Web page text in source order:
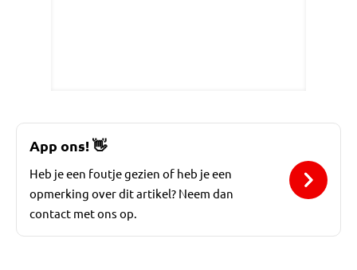
App ons!👋
Heb je een foutje gezien of heb je een
opmerking over dit artikel? Neem dan
contact met ons op.